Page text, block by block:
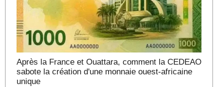
Après la France et Ouattara, comment la CEDEAO
sabote la création d'une monnaie ouest-africaine
unique